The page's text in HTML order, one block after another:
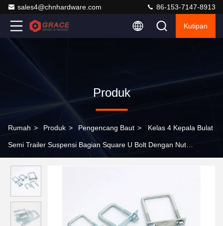
sales4@chnhardware.com 86-153-7147-8913
Kutipan
Produk
Rumah > Produk > Pengencang Baut > Kelas 4 Kepala Bulat
Semi Trailer Suspensi Bagian Square U Bolt Dengan Nut